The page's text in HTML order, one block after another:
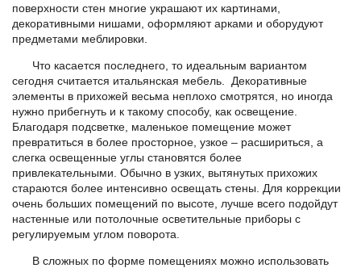
поверхности стен многие украшают их картинами,
декоративными нишами, оформляют арками и оборудуют
предметами меблировки.
Что касается последнего, то идеальным вариантом
сегодня считается итальянская мебель. Декоративные
элементы в прихожей весьма неплохо смотрятся, но иногда
нужно прибегнуть и к такому способу, как освещение.
Благодаря подсветке, маленькое помещение может
превратиться в более просторное, узкое – расшириться, а
слегка освещенные углы становятся более
привлекательными. Обычно в узких, вытянутых прихожих
стараются более интенсивно освещать стены. Для коррекции
очень больших помещений по высоте, лучше всего подойдут
настенные или потолочные осветительные приборы с
регулируемым углом поворота.
В сложных по форме помещениях можно использовать